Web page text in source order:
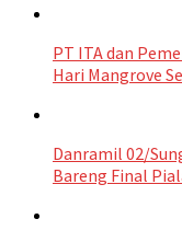
PT ITA dan
Hari Mangrove
Danramil 02/
Bareng Final